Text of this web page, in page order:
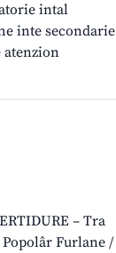
intal
inte secondarie
atenzion
– Tra
Furlane /